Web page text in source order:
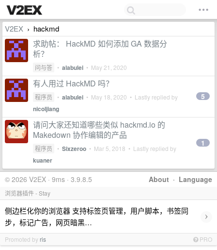
V2EX › hackmd
求助帖： HackMD 如何添加 GA 数据分
析？
问与答 • alabulei • May 21, 2020
有人用过 HackMD 吗？
程序员 • alabulei • May 18, 2020 • Lastly replied by
nicoljiang
5
请问大家还知道哪些类似 hackmd.io 的
Makedown 协作编辑的产品
程序员 • Sixzeroo • Mar 5, 2018 • Lastly replied by
kuaner
1
About · Language
© 2026 V2EX · 9ms · 3.9.8.5
浏览器插件 - Stay
侧边栏化你的浏览器 支持标签页管理，用户脚本，书签同
步，标记广告，网页暗黑…
›
Promoted by ris PRO